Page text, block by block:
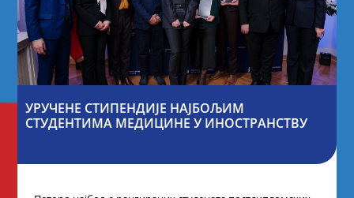
УРУЧЕНЕ СТИПЕНДИЈЕ НАЈБОЉИМ
СТУДЕНТИМА МЕДИЦИНЕ У ИНОСТРАНСТВУ